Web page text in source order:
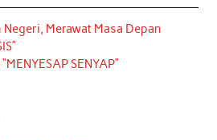
t
e
r
k
e
d
t
t
e
T
u
b
Merawat Masa Depan
SENYAP”